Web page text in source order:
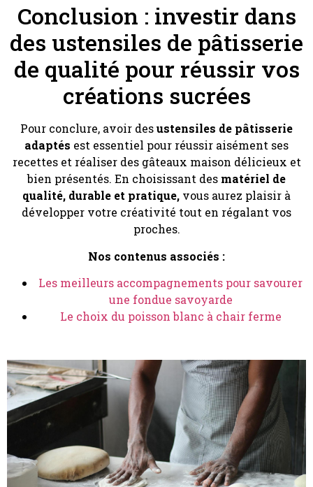
Conclusion : investir dans
des ustensiles de pâtisserie
de qualité pour réussir vos
créations sucrées
Pour conclure, avoir desustensiles de pâtisserie
adaptés est essentiel pour réussir aisément ses
recettes et réaliser des gâteaux maison délicieux et
bien présentés. En choisissant des matériel de
qualité, durable et pratique, vous aurez plaisir à
développer votre créativité tout en régalant vos
proches.
Nos contenus associés :
Les meilleurs accompagnements pour savourer
une fondue savoyarde
Le choix du poisson blanc à chair ferme